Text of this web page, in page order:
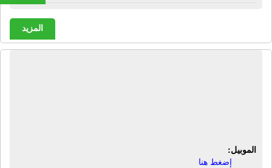
المزيد
الموبيل:
إضغط هنا